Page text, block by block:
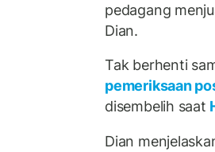
pedagang
Dian.
Tak berhenti
pemeriksaan
disembelih saat
Dian